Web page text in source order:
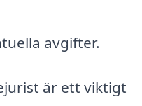
avgifter.
är ett viktigt